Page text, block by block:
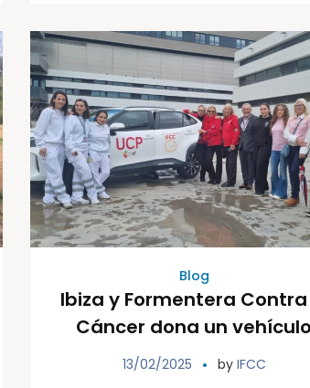
Cáncer
Blog
Ibiza y Formentera Contra
Cáncer dona un vehículo
para los Cuidados
13/02/2025 by IFCC